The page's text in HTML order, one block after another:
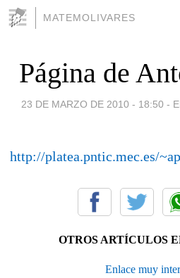
MATEMOLIVARES
Página de
23 DE MARZO DE 2010 - 18:50 -
http://platea.pntic.mec.es/
OTROS ARTÍCULOS
Enlace muy